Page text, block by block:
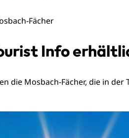
Fächer
Info
die Mosbach-Fächer, die in der